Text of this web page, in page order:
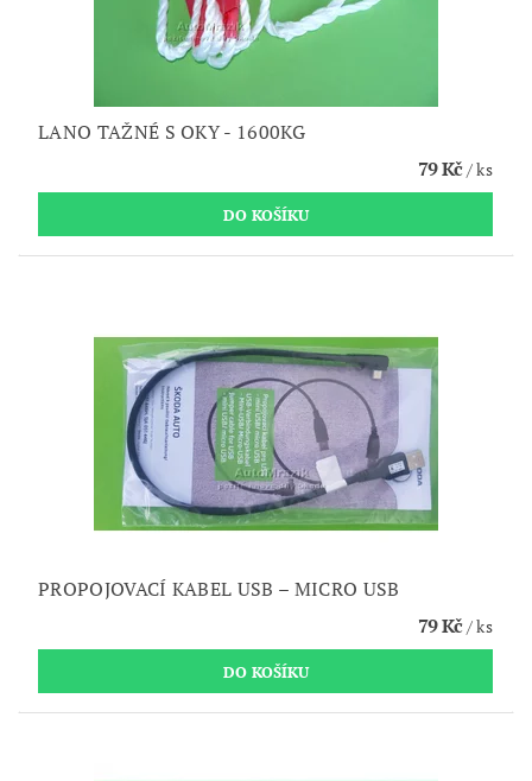
LANO TAŽNÉ S OKY - 1600KG
79 Kč/ ks
PROPOJOVACÍ KABEL USB – MICRO USB
79 Kč/ ks